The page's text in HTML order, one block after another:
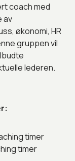
coach med
av
økonomi, HR
gruppen vil
lederen.
timer
timer